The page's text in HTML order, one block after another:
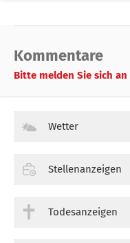
Kommentare
Bitte melden Sie sich an
Wetter
Stellenanzeigen
Todesanzeigen